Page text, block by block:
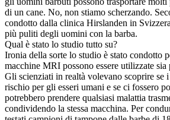
di un cane. No, non stiamo scherzando.
condotto dalla clinica Hirslanden in
più puliti degli uomini con la barba.
Qual è stato lo studio tutto su?
Ironia della sorte lo studio è stato condotto
macchine MRI possono essere utilizzate
Gli scienziati in realtà volevano scoprire se
rischio per gli esseri umani e se ci fossero
potrebbero prendere qualsiasi malattia
condividendo la stessa macchina. Per